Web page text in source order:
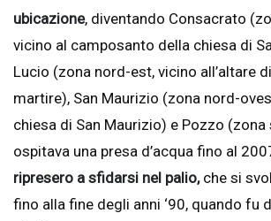
ubicazione, diventando Consacrato
vicino al camposanto della chiesa di
Lucio (zona nord-est, vicino all’altare
martire), San Maurizio (zona nord-
chiesa di San Maurizio) e Pozzo (zona
ospitava una presa d’acqua fino al
ripresero a sfidarsi nel palio,che si
fino alla fine degli anni ‘90, quando fu